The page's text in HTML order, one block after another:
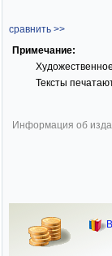
сравнить >>
Примечание:
Тексты
Информация об